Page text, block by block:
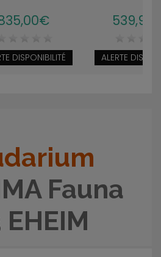
DISPONIBILITÉ ALERTE
Fauna
EHEIM